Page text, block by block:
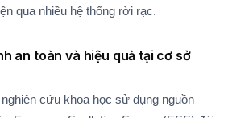
qua nhiều hệ thống rời rạc.
an toàn và hiệu quả tại cơ sở
cứu khoa học sử dụng nguồn